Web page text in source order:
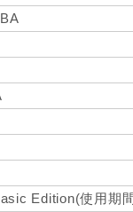
Edition(使用期